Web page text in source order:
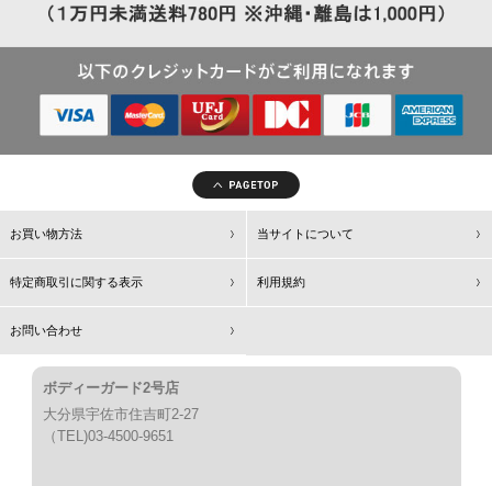
お買い物方法 当サイトについて
特定商取引に関する表示 利用規約
お問い合わせ
ボディーガード2号店
大分県宇佐市住吉町2-27
（TEL)03-4500-9651